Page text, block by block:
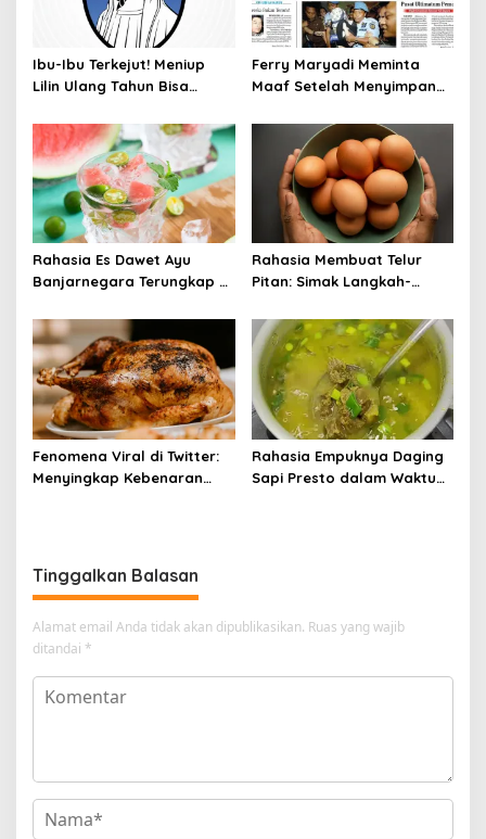
Ibu-Ibu Terkejut! Meniup
Lilin Ulang Tahun Bisa
Ferry Maryadi Meminta
Maaf Setelah Menyimpan
Rahasia Es Dawet Ayu
Banjarnegara Terungkap di
Rahasia Membuat Telur
Pitan: Simak Langkah-
Panduannya
Fenomena Viral di Twitter:
Menyingkap Kebenaran
Rahasia Empuknya Daging
Sapi Presto dalam Waktu
Tinggalkan Balasan
Alamat email Anda tidak akan dipublikasikan. Ruas yang wajib
ditandai *